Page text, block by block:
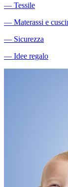
― Tessile
― Materassi e
― Sicurezza
― Idee regalo